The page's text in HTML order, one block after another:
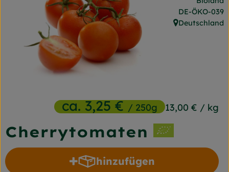
Frischetheke
Naturkost
Getränke
Gartensaison
So geht's
Unsere Kisten
Cherrytomaten
ca. 3,25 €/ 250g 13,00 € / kg
,
DE-ÖKO-039
, Herkunft:
Deutschland
hinzufügen
Produkt zum Warenkorb